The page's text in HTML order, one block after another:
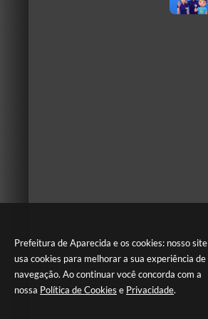
Prefeitura de Aparecida e os cookies: nosso site
usa cookies para melhorar a sua experiência de
navegação. Ao continuar você concorda com a
nossa Política de Cookies e Privacidade.